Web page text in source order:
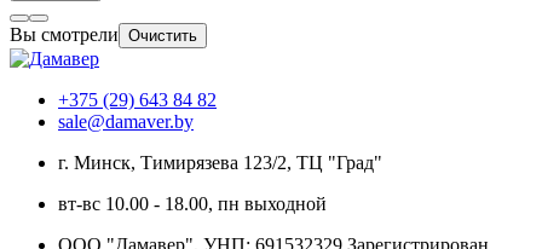
Вы смотрели Очистить
+375 (29) 643 84 82
sale@damaver.by
г. Минск, Тимирязева 123/2, ТЦ "Град"
вт-вс 10.00 - 18.00, пн выходной
ООО "Дамавер", УНП: 691532329 Зарегистрирован